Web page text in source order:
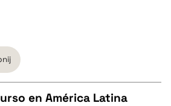
en América Latina